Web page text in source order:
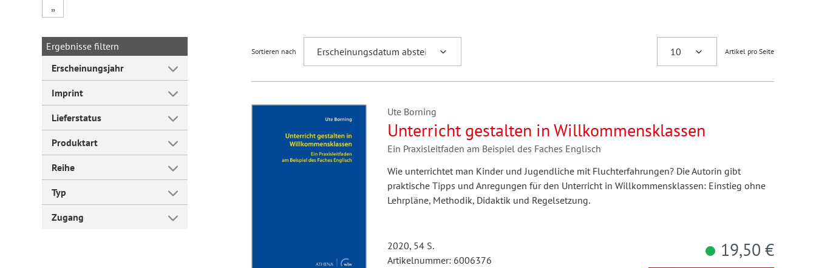
Forum Arbeitslehre
„
Ergebnisse filtern
Erscheinungsjahr
Imprint
Lieferstatus
Produktart
Reihe
Typ
Zugang
Sortieren nach Artikel pro Seite
Ute Borning
Unterricht gestalten in Willkommensklassen
Ein Praxisleitfaden am Beispiel des Faches Englisch
Wie unterrichtet man Kinder und Jugendliche mit Fluchterfahrungen? Die Autorin gibt
praktische Tipps und Anregungen für den Unterricht in Willkommensklassen: Einstieg ohne
Lehrpläne, Methodik, Didaktik und Regelsetzung.
2020, 54 S.
Artikelnummer: 6006376
19,50 €